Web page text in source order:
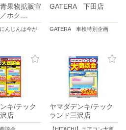
果物拡販宣
ホク…
んじんは今が
GATERA 下田店
GATERA 車検特別企画
キ/テック
店
ヤマダデンキ/テック
ランド三沢店